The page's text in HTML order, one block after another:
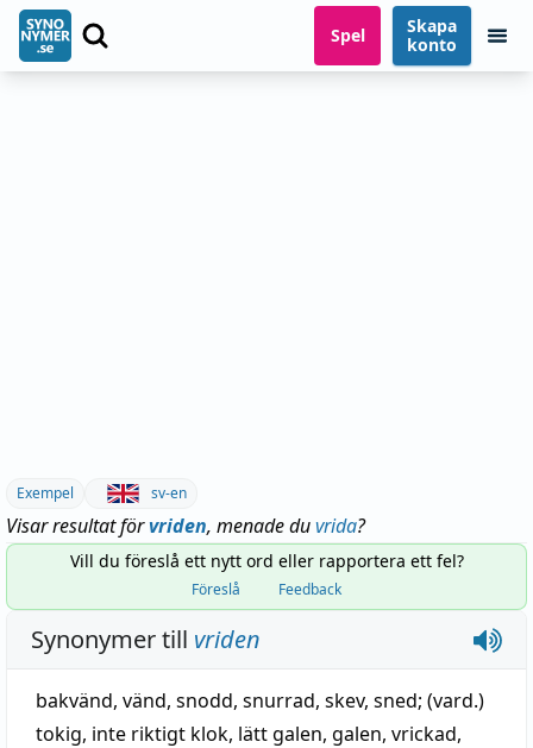
Spel
Skapa
konto
Exempel sv-en
Visar resultat förvriden, menade duvrida?
Vill du föreslå ett nytt ord eller rapportera ett fel?
Föreslå Feedback
Synonymer till vriden
bakvänd, vänd, snodd, snurrad, skev, sned; (vard.)
tokig, inte riktigt klok, lätt galen, galen, vrickad,